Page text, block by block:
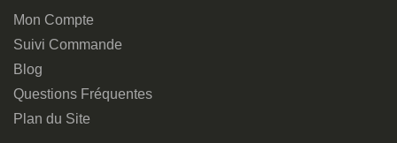
Mon Compte
Suivi Commande
Blog
Questions Fréquentes
Plan du Site